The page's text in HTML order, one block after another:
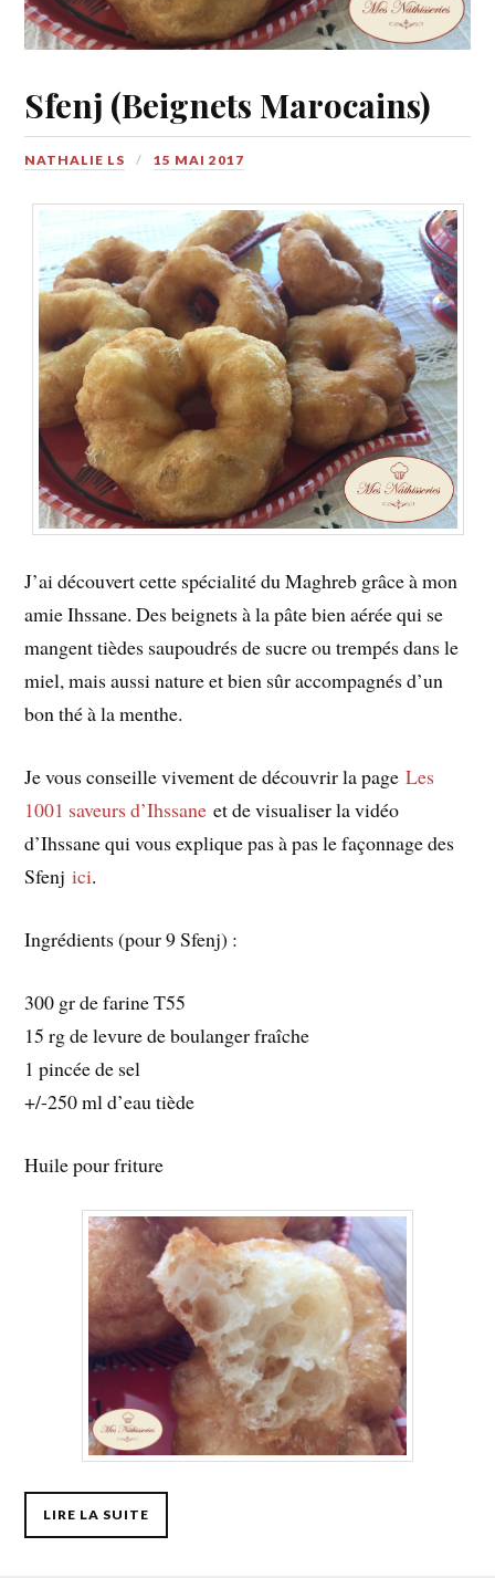
Sfenj (Beignets Marocains)
NATHALIE LS 15 MAI 2017
J’ai découvert cette spécialité du Maghreb grâce à mon
amie Ihssane. Des beignets à la pâte bien aérée qui se
mangent tièdes saupoudrés de sucre ou trempés dans le
miel, mais aussi nature et bien sûr accompagnés d’un
bon thé à la menthe.
Je vous conseille vivement de découvrir la pageLes
1001 saveurs d’Ihssane et de visualiser la vidéo
d’Ihssane qui vous explique pas à pas le façonnage des
Sfenjici.
Ingrédients (pour 9 Sfenj) :
300 gr de farine T55
15 rg de levure de boulanger fraîche
1 pincée de sel
+/-250 ml d’eau tiède
Huile pour friture
LIRE LA SUITE